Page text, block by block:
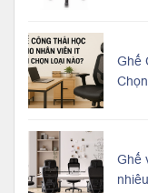
Ghế
Ghế